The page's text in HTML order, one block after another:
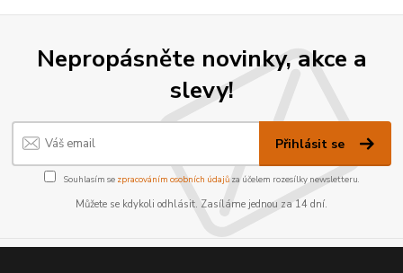
Nepropásněte novinky, akce a
slevy!
Přihlásit se
Souhlasím se zpracováním osobních údajůza účelem rozesílky newsletteru.
Můžete se kdykoli odhlásit. Zasíláme jednou za 14 dní.